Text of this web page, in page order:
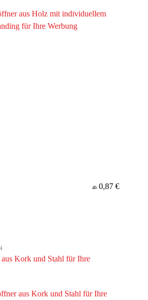
ab 0,87 €
Kork und Stahl für Ihre